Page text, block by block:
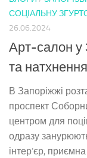
СОЦІАЛЬНУ
26.06.2024
Арт-салон у
та натхнення
В Запоріжжі
проспект
центром для
одразу
інтер’єр,